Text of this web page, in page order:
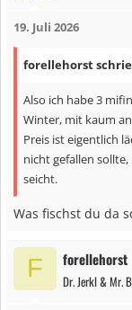
o
e
:
19. Juli 2026
forellehorst
Also ich habe 3
Winter, mit kaum
Preis ist eigentlich
nicht gefallen
seicht.
Was fischst du da
F forellehorst
Dr. Jerkl & Mr.